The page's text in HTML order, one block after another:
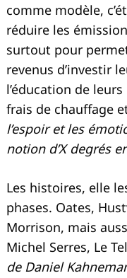
comme modèle,
réduire les
surtout pour
revenus d’investir
l’éducation de
frais de chauffage
l’espoir et les
notion d’X degrés
Les histoires, elle
phases. Oates,
Morrison, mais
Michel Serres, Le
de Daniel